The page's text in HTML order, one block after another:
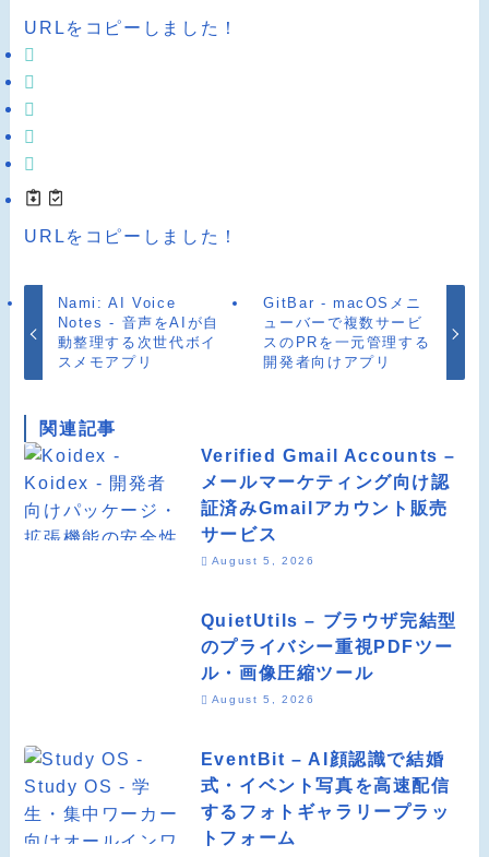
URLをコピーしました！
URLをコピーしました！
Nami: AI Voice
Notes - 音声をAIが自
動整理する次世代ボイ
スメモアプリ
GitBar - macOSメニ
ューバーで複数サービ
スのPRを一元管理する
開発者向けアプリ
関連記事
Verified Gmail Accounts –
メールマーケティング向け認
証済みGmailアカウント販売
サービス
August 5, 2026
QuietUtils – ブラウザ完結型
のプライバシー重視PDFツー
ル・画像圧縮ツール
August 5, 2026
EventBit – AI顔認識で結婚
式・イベント写真を高速配信
するフォトギャラリープラッ
トフォーム